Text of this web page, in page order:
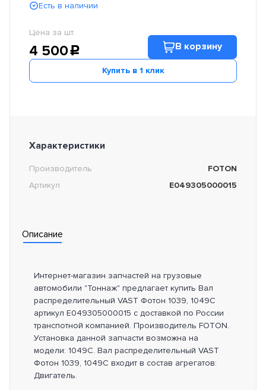
Есть в наличии
Цена за шт.
4 500c В корзину
Купить в 1 клик
Характеристики
Производитель
FOTON
Артикул
E049305000015
Описание
Интернет-магазин запчастей на грузовые
автомобили "Тоннаж" предлагает купить Вал
распределительный VAST Фотон 1039, 1049C
артикул E049305000015 с доставкой по России
транспотной компанией. Производитель FOTON.
Установка данной запчасти возможна на
модели: 1049C. Вал распределительный VAST
Фотон 1039, 1049C входит в состав агрегатов:
Двигатель.